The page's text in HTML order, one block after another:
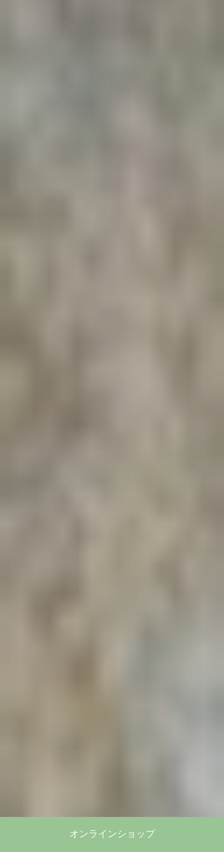
オンラインショップ